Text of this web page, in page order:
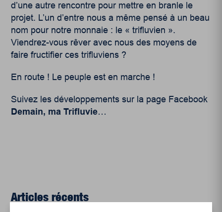
d’une autre rencontre pour mettre en branle le
projet. L’un d’entre nous a même pensé à un beau
nom pour notre monnaie : le « trifluvien ».
Viendrez-vous rêver avec nous des moyens de
faire fructifier ces trifluviens ?
En route ! Le peuple est en marche !
Suivez les développements sur la page Facebook
Demain, ma Trifluvie…
Articles récents